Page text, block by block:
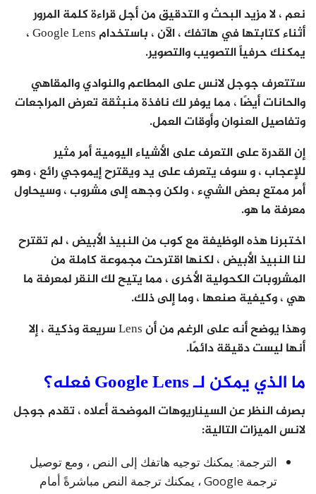
نعم ، لا مزيد البحث و التدقيق من أجل قراءة كلمة المرور
أثناء كتابتها في هاتفك ، الآن ، باستخدام Google Lens ،
يمكنك حرفياً التصويب والتصوير.
ستتعرف جوجل لانس على المطاعم والنوادي والمقاهي
والحانات أيضًا ، مما يوفر لك نافذة منبثقة تعرض المراجعات
وتفاصيل العنوان وأوقات العمل.
إن القدرة على التعرف على الأشياء اليومية أمر مثير
للإعجاب ، و سوف يتعرف على يد ويقترح إيموجي رائع ، وهو
أمر ممتع بعض الشيء ، ولكن وجهه إلى مشروب ، وسيحاول
معرفة ما هو.
اختبرنا هذه الوظيفة مع كوب من النبيذ الأبيض ، لم تقترح
لنا النبيذ الأبيض ، لكنها اقترحت مجموعة كاملة من
المشروبات الكحولية الأخرى ، مما يتيح لك النقر لمعرفة ما
هي ، وكيفية صنعها ، وما إلى ذلك.
وهذا يوضح أنه على الرغم من أن Lens سريعة وذكية ، إلا
أنها ليست دقيقة دائمًا.
ما الذي يمكن لـ Google Lens فعله؟
بصرف النظر عن السيناريوهات الموضحة أعلاه ، تقدم جوجل
لانس الميزات التالية:
الترجمة: يمكنك توجيه هاتفك إلى النص ، ومع توصيل
ترجمة Google ، يمكنك ترجمة النص مباشرةً أمام